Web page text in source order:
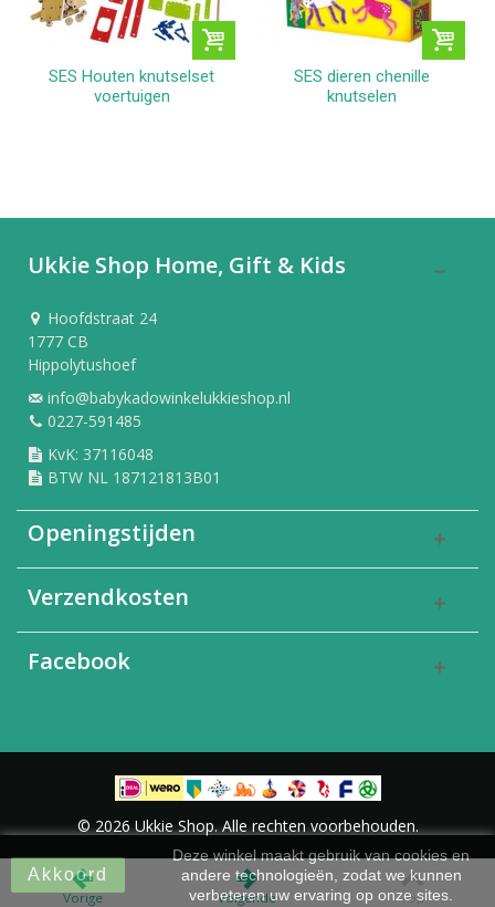
SES Houten knutselset
voertuigen
SES dieren chenille
knutselen
Ukkie Shop Home, Gift & Kids
Hoofdstraat 24
1777 CB
Hippolytushoef
info@babykadowinkelukkieshop.nl
0227-591485
KvK: 37116048
BTW NL 187121813B01
Openingstijden
Verzendkosten
Facebook
Akkoord
Deze winkel maakt gebruik van cookies en
andere technologieën, zodat we kunnen
verbeteren uw ervaring op onze sites.
© 2026 Ukkie Shop. Alle rechten voorbehouden.
Vorige Volgende Top